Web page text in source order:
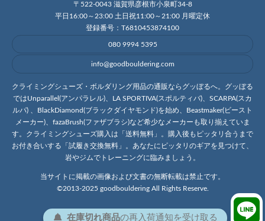
〒522-0043 滋賀県彦根市小泉町34-8
平日16:00～23:00 土日祝11:00～21:00 月曜定休
登録番号：T6810453874100
080 9994 5395
info@goodbouldering.com
クライミングシューズ・ボルダリング用品の通販ならグッぼるへ。グッぼる
ではUnparallel(アンパラレル)、LA SPORTIVA(スポルティバ)、SCARPA(スカ
ルパ) 、BlackDiamond(ブラックダイヤモンド)を始め、Beastmaker(ビースト
メーカー)、fazaBrush(ファザブラシ)など希少なメーカーも取り揃えていま
す。クライミングシューズ購入は「送料無料」。購入後もピッタリ合うまで
お付き合いする「試履き交換無料」。あなたにピッタリのギアを見つけて、
岩やジムでトレーニングに臨みましょう。
当サイトに掲載の画像および文書の無断転載は禁止です。
©2013-2025 goodbouldering All Rights Reserve.
在庫切れ商品の再入荷通知を受け取る